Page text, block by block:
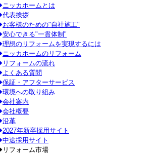
ニッカホームとは
代表挨拶
お客様のための"自社施工"
安心できる"一貫体制"
理想のリフォームを実現するには
ニッカホームのリフォーム
リフォームの流れ
よくある質問
保証・アフターサービス
環境への取り組み
会社案内
会社概要
沿革
2027年新卒採用サイト
中途採用サイト
リフォーム市場